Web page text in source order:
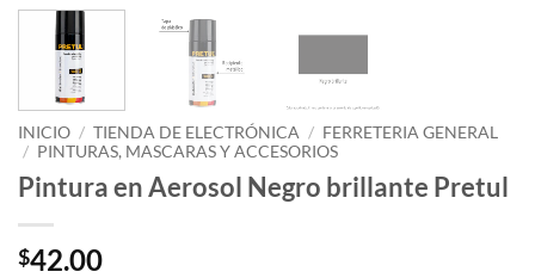
INICIO / TIENDA DE ELECTRÓNICA / FERRETERIA GENERAL
/ PINTURAS, MASCARAS Y ACCESORIOS
Pintura en Aerosol Negro brillante Pretul
$42.00